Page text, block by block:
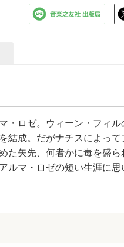
・ロゼ。ウィーン・フィ
結成。だがナチスによっ
矢先、何者かに毒を盛
ルマ・ロゼの短い生涯に